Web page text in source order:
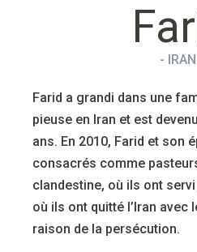
-
Farid a grandi dans une
pieuse en Iran et est
ans. En 2010, Farid et son
consacrés comme
clandestine, où ils ont servi
où ils ont quitté l’Iran avec
raison de la persécution.